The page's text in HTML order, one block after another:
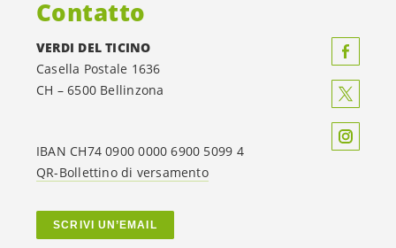
Contatto
VERDI DEL TICINO
Casella Postale 1636
CH – 6500 Bellinzona
IBAN CH74 0900 0000 6900 5099 4
QR-Bollettino di versamento
SCRIVI UN’EMAIL